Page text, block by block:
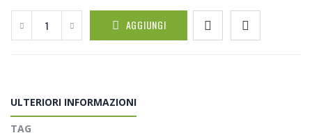
AGGIUNGI
ULTERIORI INFORMAZIONI
TAG